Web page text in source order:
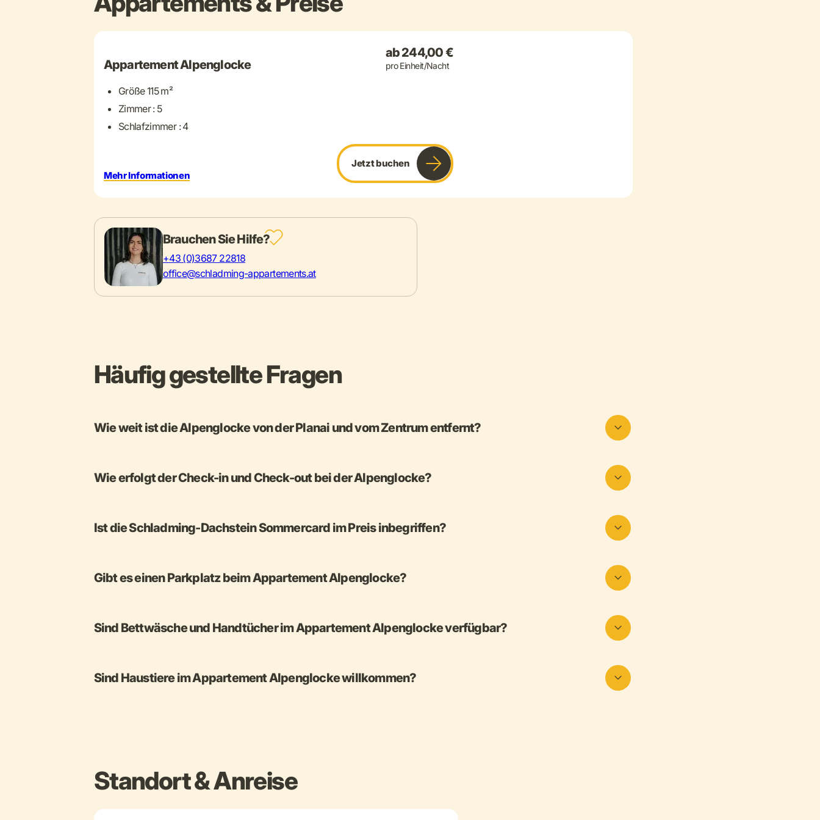
+ 21 mehr
Appartement Alpenglocke
Größe 115 m²
Zimmer : 5
Schlafzimmer : 4
ab 244,00 €
pro Einheit/Nacht
Mehr Informationen
Jetzt buchen
Brauchen Sie Hilfe?
+43 (0)3687 22818
office@schladming-appartements.at
Häufig gestellte Fragen
Wie weit ist die Alpenglocke von der Planai und vom Zentrum entfernt?
Wie erfolgt der Check-in und Check-out bei der Alpenglocke?
Ist die Schladming-Dachstein Sommercard im Preis inbegriffen?
Gibt es einen Parkplatz beim Appartement Alpenglocke?
Sind Bettwäsche und Handtücher im Appartement Alpenglocke verfügbar?
Sind Haustiere im Appartement Alpenglocke willkommen?
Standort & Anreise